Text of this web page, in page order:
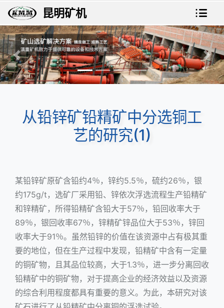
昆明矿机
上一张 下
从铅锌矿铅精矿中分选铜工
艺的研究(1)
某铅锌矿原矿含铅约4％，锌约5.5％，硫约26％，银
约175g/t，选矿厂采用铅、锌依次浮选流程生产铅精矿
和锌精矿，所得铅精矿含铅大于57％，铅回收率大于
89％，银回收率67％，锌精矿锌品位大于53％，锌回
收率大于91％。虽然铅锌的价值在该资源中占有极其重
要的地位，但在生产过程中发现，铅精矿中含有一定量
的铜矿物，且其品位较高，大于1.3％，进一步分离回收
铅精矿中的铜矿物，对于提高企业的经济效益以及资源
的综合利用程度都具有重要的意义。为此，本研究对该